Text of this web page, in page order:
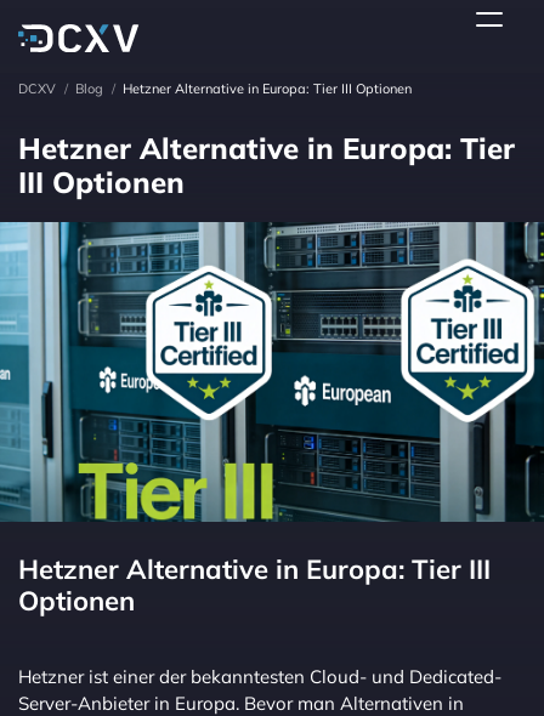
DCXV / Blog / Hetzner Alternative in Europa: Tier III Optionen
Hetzner Alternative in Europa: Tier
III Optionen
Hetzner Alternative in Europa: Tier III
Optionen
Hetzner ist einer der bekanntesten Cloud- und Dedicated-
Server-Anbieter in Europa. Bevor man Alternativen in